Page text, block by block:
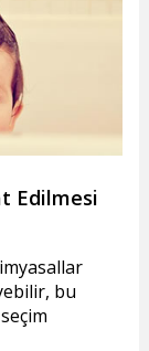
Edilmesi
bu